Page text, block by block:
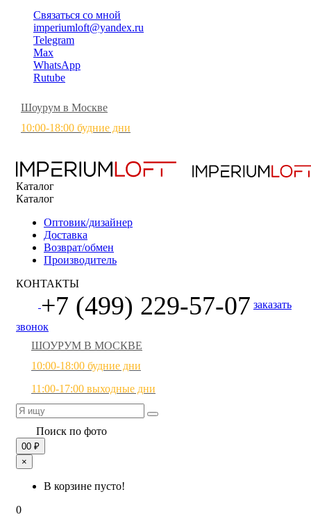
Связаться со мной
imperiumloft@yandex.ru
Telegram
Max
WhatsApp
Rutube
Шоурум в Москве
10:00-18:00 будние дни
Каталог
Каталог
Оптовик/дизайнер
Доставка
Возврат/обмен
Производитель
КОНТАКТЫ
+7 (499) 229-57-07 заказать
звонок
ШОУРУМ В МОСКВЕ
10:00-18:00 будние дни
11:00-17:00 выходные дни
Поиск по фото
00 ₽
×
В корзине пусто!
0